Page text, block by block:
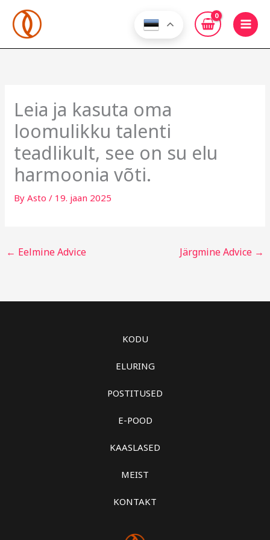
content
Leia ja kasuta oma
loomulikku talenti
teadlikult, see on su elu
harmoonia võti.
ByAsto/ 19. jaan 2025
← Eelmine Advice Järgmine Advice →
KODU
ELURING
POSTITUSED
E-POOD
KAASLASED
MEIST
KONTAKT